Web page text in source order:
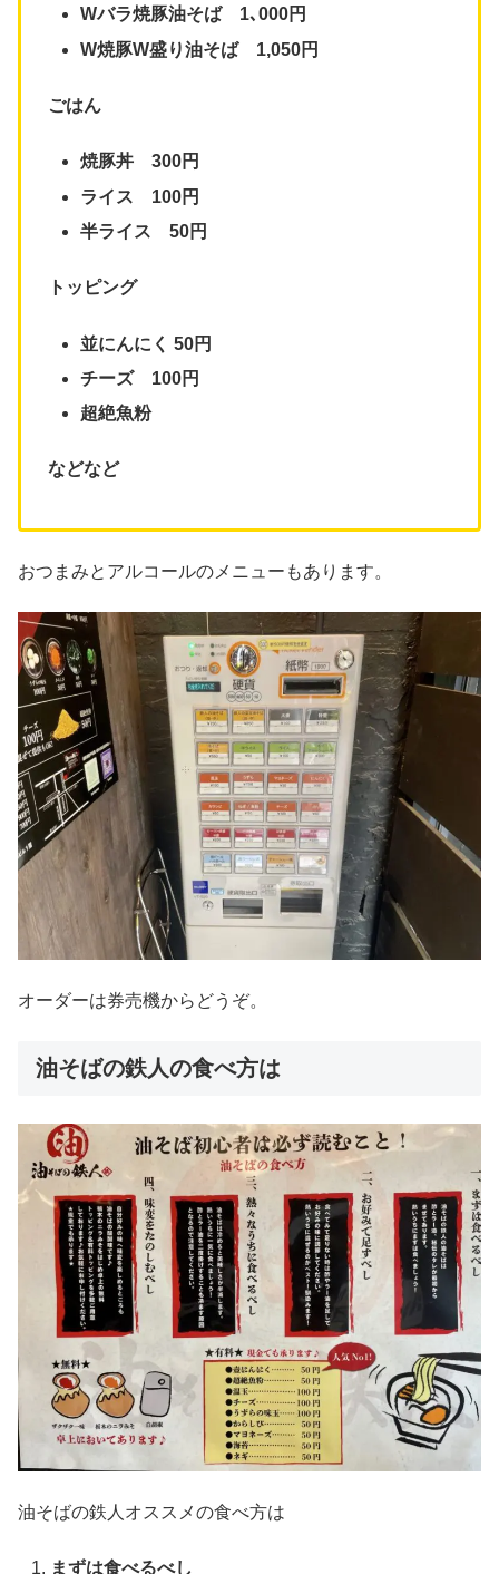
Wバラ焼豚油そば 1､000円
W焼豚W盛り油そば 1,050円
ごはん
焼豚丼 300円
ライス 100円
半ライス 50円
トッピング
並にんにく 50円
チーズ 100円
超絶魚粉
などなど
おつまみとアルコールのメニューもあります。
オーダーは券売機からどうぞ。
油そばの鉄人の食べ方は
油そばの鉄人オススメの食べ方は
まずは食べるべし